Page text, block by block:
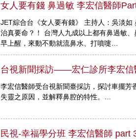
女人要有錢 鼻過敏 李宏信醫師
JET綜合台《女人要有錢》 主持人：吳淡
治真要命？！ 台灣人九成以上都有鼻過敏
早上醒，來動不動就流鼻水、打噴嚏…
台視新聞採訪——宏仁診所李宏信
李宏信醫師受台視新聞臺採訪，探討車擺芳
失靈之原因，並解釋鼻腔的特性。…
民視-幸福學分班 李宏信醫師 part